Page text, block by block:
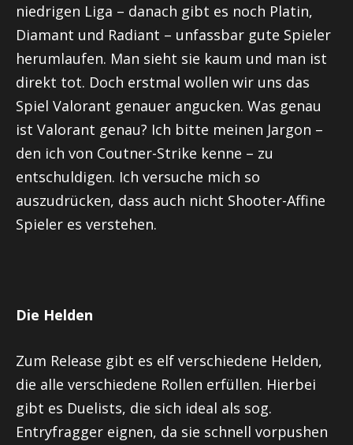
niedrigen Liga – danach gibt es noch Platin,
Diamant und Radiant – unfassbar gute Spieler
herumlaufen. Man sieht sie kaum und man ist
direkt tot. Doch erstmal wollen wir uns das
Spiel Valorant genauer angucken. Was genau
ist Valorant genau? Ich bitte meinen Jargon –
den ich von Coutner-Strike kenne – zu
entschuldigen. Ich versuche mich so
auszudrücken, dass auch nicht Shooter-Affine
Spieler es verstehen.
Die Helden
Zum Release gibt es elf verschiedene Helden,
die alle verschiedene Rollen erfüllen. Hierbei
gibt es Duelists, die sich ideal als sog.
Entryfragger eignen, da sie schnell vorpushen